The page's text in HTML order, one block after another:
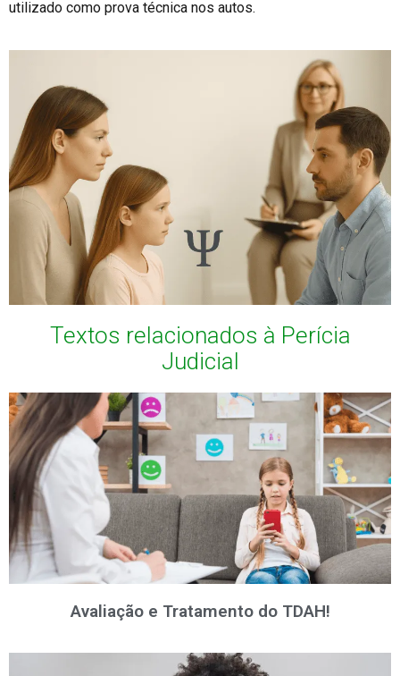
utilizado como prova técnica nos autos.
Textos relacionados à Perícia
Judicial
Avaliação e Tratamento do TDAH!